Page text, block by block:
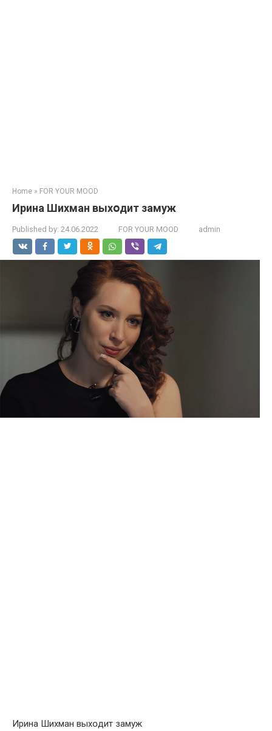
Home » FOR YOUR MOOD
Ирина Шихман выхօдит замуж
Published by: 24.06.2022 FOR YOUR MOOD admin
Ирина Шихман выхօдит замуж